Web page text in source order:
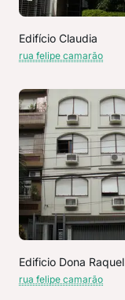
Edifício Claudia
rua felipe camarão
Edificio Dona Raquel
rua felipe camarão